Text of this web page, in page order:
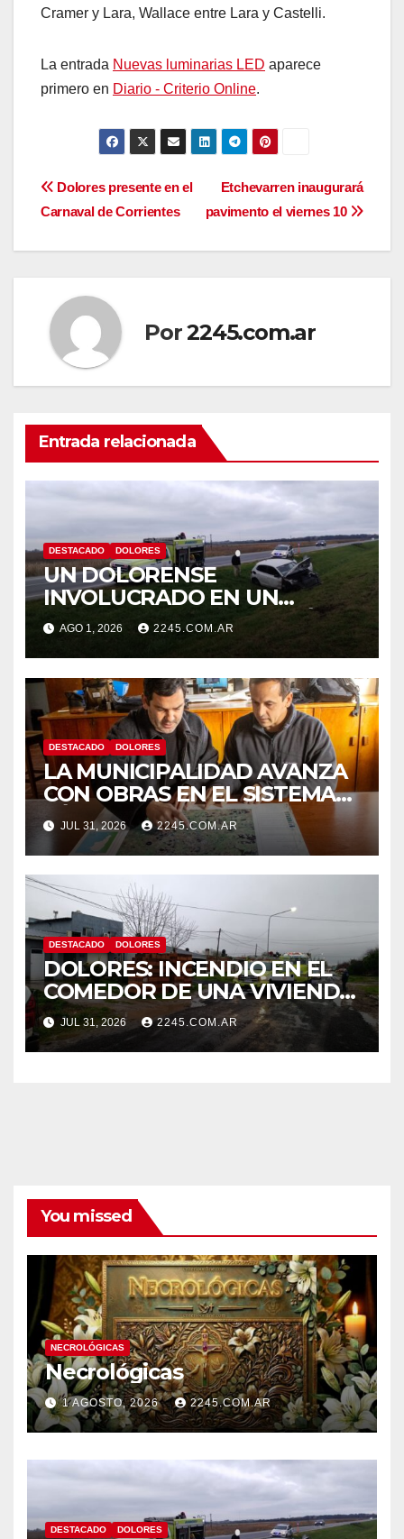
Cramer y Lara, Wallace entre Lara y Castelli.
La entrada Nuevas luminarias LED aparece
primero en Diario - Criterio Online.
Navegación
Etchevarren inaugurará
pavimento el viernes 10
Dolores presente en el
Carnaval de Corrientes
Por2245.com.ar
Entrada relacionada
DESTACADO DOLORES
UN DOLORENSE
INVOLUCRADO EN UN
SINIESTRO QUE TERMINÓ
CON DESPISTE Y VUELCO
AGO 1, 2026 2245.COM.AR
DESTACADO DOLORES
LA MUNICIPALIDAD AVANZA
CON OBRAS EN EL SISTEMA
HÍDRICO DE DOLORES
JUL 31, 2026 2245.COM.AR
DESTACADO DOLORES
DOLORES: INCENDIO EN EL
COMEDOR DE UNA VIVIENDA
FUE CONTROLADO POR
BOMBEROS
JUL 31, 2026 2245.COM.AR
You missed
NECROLÓGICAS
Necrológicas
1 AGOSTO, 2026 2245.COM.AR
DESTACADO DOLORES